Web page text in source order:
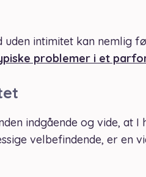
uden intimitet kan nemlig
problemer i et
indgående og vide,
velbefindende, er en